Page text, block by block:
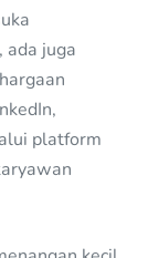
ada juga
platform